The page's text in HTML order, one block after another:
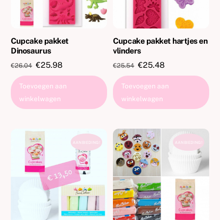
Cupcake pakket
Dinosaurus
€26.04 Oorspronkelijke
prijs
was:
€26.04.
€25.98Huidige
prijs
is:
Toevoegen aan
winkelwagen
Cupcake pakket hartjes en
vlinders
€25.54 Oorspronkelijke
prijs
was:
€25.54.
€25.48Huidige
prijs
is:
Toevoegen aan
winkelwagen
AANBIEDING! AANBIEDING!